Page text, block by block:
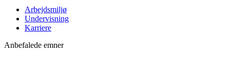
Arbejdsmiljø
Undervisning
Karriere
Anbefalede emner